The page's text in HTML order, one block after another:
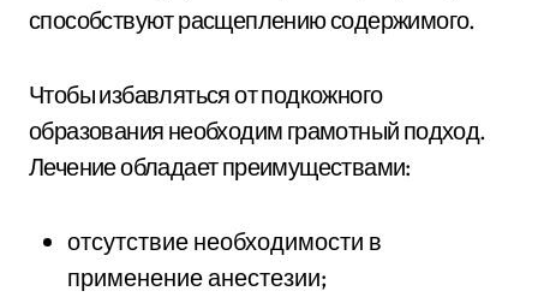
способствуют расщеплению содержимого.
Чтобы избавляться от подкожного
образования необходим грамотный подход.
Лечение обладает преимуществами:
отсутствие необходимости в
применение анестезии;